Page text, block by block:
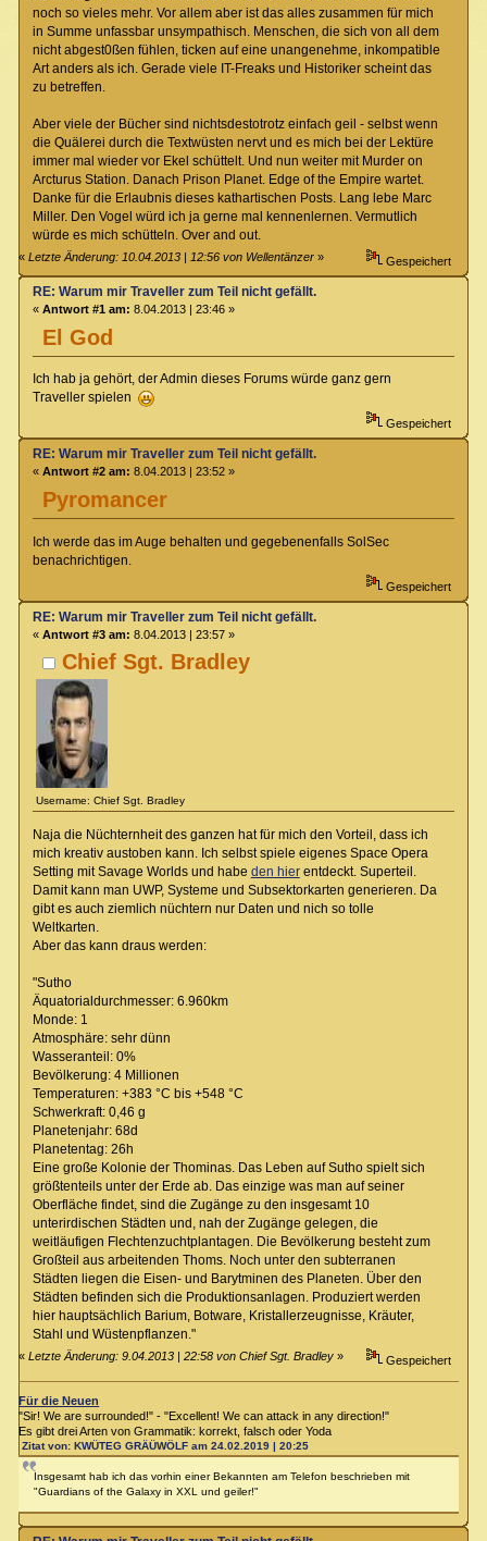
noch so vieles mehr. Vor allem aber ist das alles zusammen für mich
in Summe unfassbar unsympathisch. Menschen, die sich von all dem
nicht abgest0ßen fühlen, ticken auf eine unangenehme, inkompatible
Art anders als ich. Gerade viele IT-Freaks und Historiker scheint das
zu betreffen.
Aber viele der Bücher sind nichtsdestotrotz einfach geil - selbst wenn
die Quälerei durch die Textwüsten nervt und es mich bei der Lektüre
immer mal wieder vor Ekel schüttelt. Und nun weiter mit Murder on
Arcturus Station. Danach Prison Planet. Edge of the Empire wartet.
Danke für die Erlaubnis dieses kathartischen Posts. Lang lebe Marc
Miller. Den Vogel würd ich ja gerne mal kennenlernen. Vermutlich
würde es mich schütteln. Over and out.
«Letzte Änderung: 10.04.2013 | 12:56 von Wellentänzer » Gespeichert
El God
RE: Warum mir Traveller zum Teil nicht gefällt.
« Antwort #1 am: 8.04.2013 | 23:46 »
Ich hab ja gehört, der Admin dieses Forums würde ganz gern
Traveller spielen
Gespeichert
Pyromancer
RE: Warum mir Traveller zum Teil nicht gefällt.
« Antwort #2 am: 8.04.2013 | 23:52 »
Ich werde das im Auge behalten und gegebenenfalls SolSec
benachrichtigen.
Gespeichert
Chief Sgt. Bradley
Username: Chief Sgt. Bradley
RE: Warum mir Traveller zum Teil nicht gefällt.
« Antwort #3 am: 8.04.2013 | 23:57 »
Naja die Nüchternheit des ganzen hat für mich den Vorteil, dass ich
mich kreativ austoben kann. Ich selbst spiele eigenes Space Opera
Setting mit Savage Worlds und habe den hierentdeckt. Superteil.
Damit kann man UWP, Systeme und Subsektorkarten generieren. Da
gibt es auch ziemlich nüchtern nur Daten und nich so tolle
Weltkarten.
Aber das kann draus werden:
"Sutho
Äquatorialdurchmesser: 6.960km
Monde: 1
Atmosphäre: sehr dünn
Wasseranteil: 0%
Bevölkerung: 4 Millionen
Temperaturen: +383 °C bis +548 °C
Schwerkraft: 0,46 g
Planetenjahr: 68d
Planetentag: 26h
Eine große Kolonie der Thominas. Das Leben auf Sutho spielt sich
größtenteils unter der Erde ab. Das einzige was man auf seiner
Oberfläche findet, sind die Zugänge zu den insgesamt 10
unterirdischen Städten und, nah der Zugänge gelegen, die
weitläufigen Flechtenzuchtplantagen. Die Bevölkerung besteht zum
Großteil aus arbeitenden Thoms. Noch unter den subterranen
Städten liegen die Eisen- und Barytminen des Planeten. Über den
Städten befinden sich die Produktionsanlagen. Produziert werden
hier hauptsächlich Barium, Botware, Kristallerzeugnisse, Kräuter,
Stahl und Wüstenpflanzen."
«Letzte Änderung: 9.04.2013 | 22:58 von Chief Sgt. Bradley » Gespeichert
Für die Neuen
"Sir! We are surrounded!" - "Excellent! We can attack in any direction!"
Es gibt drei Arten von Grammatik: korrekt, falsch oder Yoda
Zitat von: KWÜTEG GRÄÜWÖLF am 24.02.2019 | 20:25
Insgesamt hab ich das vorhin einer Bekannten am Telefon beschrieben mit
"Guardians of the Galaxy in XXL und geiler!"